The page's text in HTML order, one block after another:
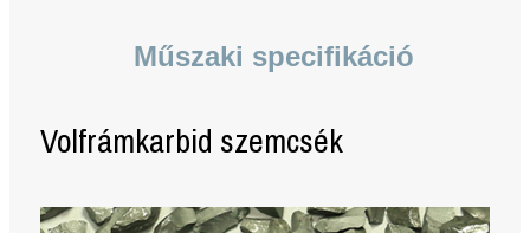
Műszaki specifikáció
Volfrámkarbid szemcsék